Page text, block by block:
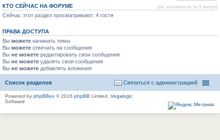
КТО СЕЙЧАС НА ФОРУМЕ (по активности за 5 минут)
Сейчас этот раздел просматривают: 4 гостя
ПРАВА ДОСТУПА
Вы можете начинать темы
Вы можете отвечать на сообщения
Вы не можете редактировать свои сообщения
Вы не можете удалять свои сообщения
Вы не можете добавлять вложения
Список разделов Связаться с администрацией
Powered by phpBBex © 2016 phpBB Limited, Vegalogic
Software